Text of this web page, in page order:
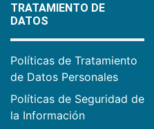
TRATAMIENTO DE
DATOS
Políticas de Tratamiento
de Datos Personales
Políticas de Seguridad de
la Información